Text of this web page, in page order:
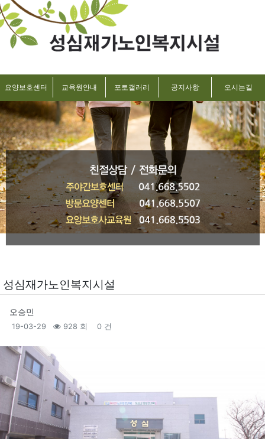
요양보호센터 교육원안내 포토갤러리 공지사항 오시는길
성심재가노인복지시설
오승민
19-03-29 928 회 0 건